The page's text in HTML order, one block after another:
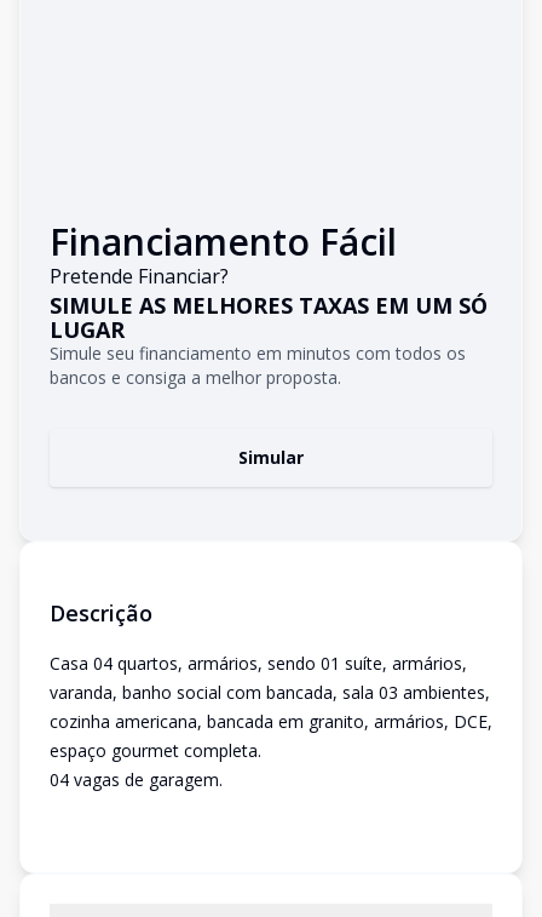
Financiamento Fácil
Pretende Financiar?
SIMULE AS MELHORES TAXAS EM UM SÓ
LUGAR
Simule seu financiamento em minutos com todos os
bancos e consiga a melhor proposta.
Simular
Descrição
Casa 04 quartos, armários, sendo 01 suíte, armários,
varanda, banho social com bancada, sala 03 ambientes,
cozinha americana, bancada em granito, armários, DCE,
espaço gourmet completa.
04 vagas de garagem.